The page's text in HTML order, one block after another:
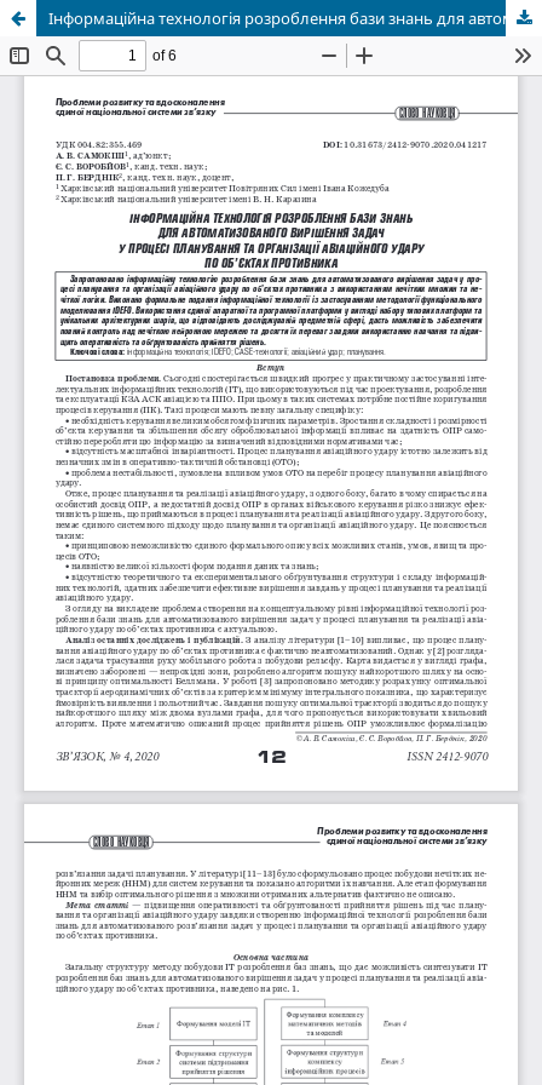
Інформаційна технологія розроблення бази знань для автоматизованого вирішення задач у процесі планування та організації авіаційного удару по об’єктах противника